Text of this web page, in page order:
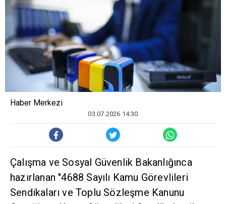
Haber Merkezi
03.07.2026 14:30
Çalışma ve Sosyal Güvenlik Bakanlığınca
hazırlanan "4688 Sayılı Kamu Görevlileri
Sendikaları ve Toplu Sözleşme Kanunu